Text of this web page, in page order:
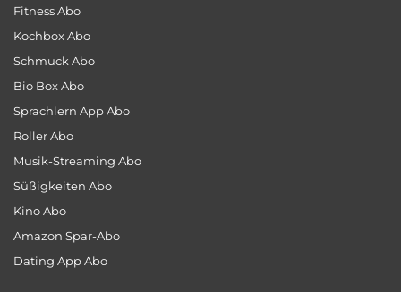
Fitness Abo
Kochbox Abo
Schmuck Abo
Bio Box Abo
Sprachlern App Abo
Roller Abo
Musik-Streaming Abo
Süßigkeiten Abo
Kino Abo
Amazon Spar-Abo
Dating App Abo